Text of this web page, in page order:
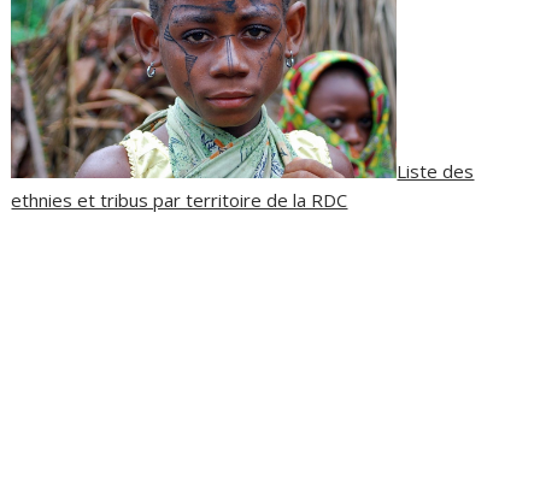
Liste des
ethnies et tribus par territoire de la RDC